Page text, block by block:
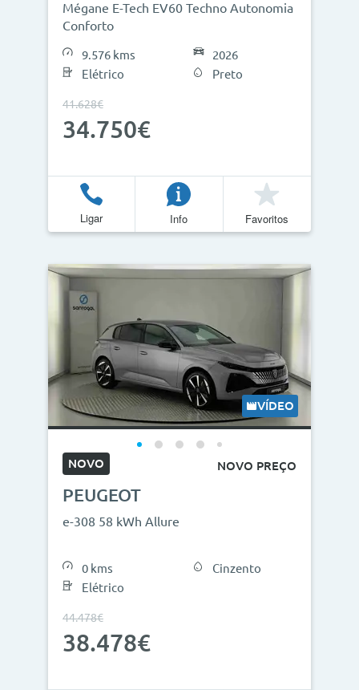
Mégane E-Tech EV60 Techno Autonomia
Conforto
9.576 kms
Elétrico
2026
Preto
41.628€
34.750€
Ligar Info Favoritos
VÍDEO
NOVO NOVO PREÇO
PEUGEOT
e-308 58 kWh Allure
0 kms
Elétrico
Cinzento
44.478€
38.478€